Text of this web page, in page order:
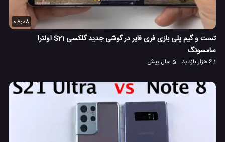
08:08
تست و گیم پلی بازی فری فایر در گوشی جدید گلکسی S21 اولترا
سامسونگ
6.1 هزار بازدید 5 سال پیش